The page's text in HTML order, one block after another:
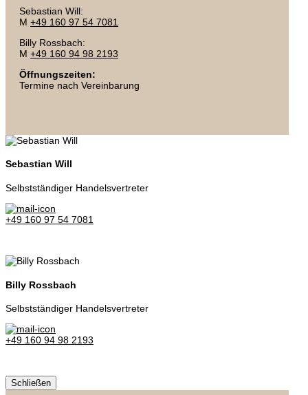
Sebastian Will:
M +49 160 97 54 7081
Billy Rossbach:
M +49 160 94 98 2193
Öffnungszeiten:
Termine nach Vereinbarung
Sebastian Will
Selbstständiger Handelsvertreter
+49 160 97 54 7081
Billy Rossbach
Selbstständiger Handelsvertreter
+49 160 94 98 2193
Schließen